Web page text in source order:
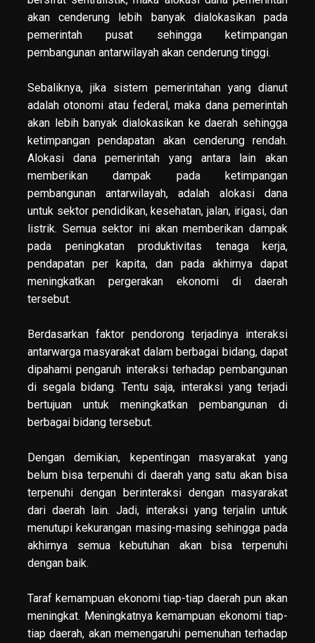
akan cenderung lebih banyak dialokasikan pada
pemerintah pusat sehingga ketimpangan
pembangunan antarwilayah akan cenderung tinggi.
Sebaliknya, jika sistem pemerintahan yang dianut
adalah otonomi atau federal, maka dana pemerintah
akan lebih banyak dialokasikan ke daerah sehingga
ketimpangan pendapatan akan cenderung rendah.
Alokasi dana pemerintah yang antara lain akan
memberikan dampak pada ketimpangan
pembangunan antarwilayah, adalah alokasi dana
untuk sektor pendidikan, kesehatan, jalan, irigasi, dan
listrik. Semua sektor ini akan memberikan dampak
pada peningkatan produktivitas tenaga kerja,
pendapatan per kapita, dan pada akhirnya dapat
meningkatkan pergerakan ekonomi di daerah
tersebut.
Berdasarkan faktor pendorong terjadinya interaksi
antarwarga masyarakat dalam berbagai bidang, dapat
dipahami pengaruh interaksi terhadap pembangunan
di segala bidang. Tentu saja, interaksi yang terjadi
bertujuan untuk meningkatkan pembangunan di
berbagai bidang tersebut.
Dengan demikian, kepentingan masyarakat yang
belum bisa terpenuhi di daerah yang satu akan bisa
terpenuhi dengan berinteraksi dengan masyarakat
dari daerah lain. Jadi, interaksi yang terjalin untuk
menutupi kekurangan masing-masing sehingga pada
akhirnya semua kebutuhan akan bisa terpenuhi
dengan baik.
Taraf kemampuan ekonomi tiap-tiap daerah pun akan
meningkat. Meningkatnya kemampuan ekonomi tiap-
tiap daerah, akan memengaruhi pemenuhan terhadap